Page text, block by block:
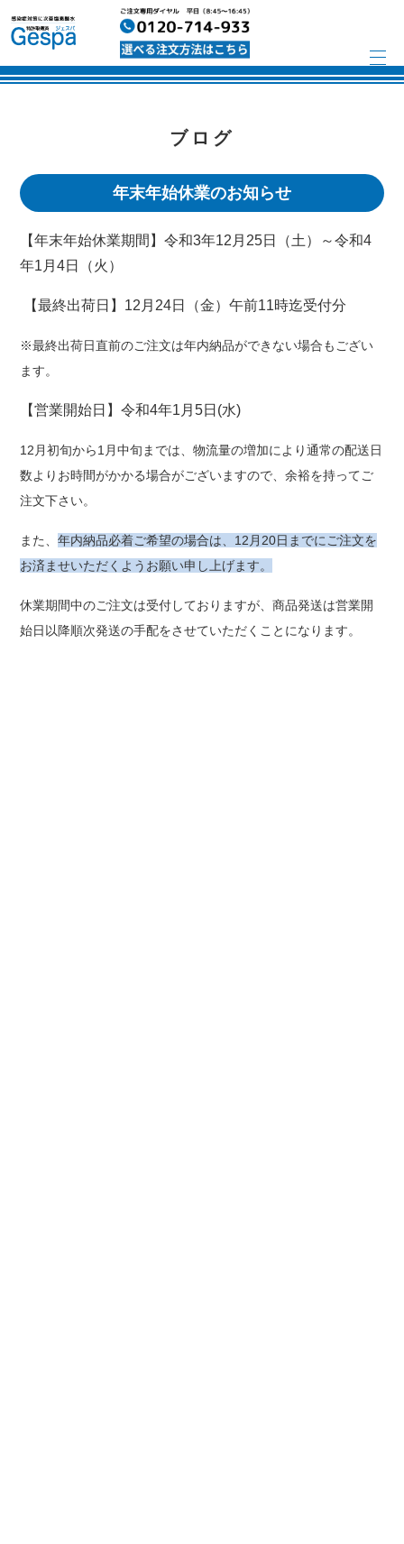
ブログ
年末年始休業のお知らせ
【年末年始休業期間】令和3年12月25日（土）～令和4
年1月4日（火）
【最終出荷日】12月24日（金）午前11時迄受付分
※最終出荷日直前のご注文は年内納品ができない場合もござい
ます。
【営業開始日】令和4年1月5日(水)
12月初旬から1月中旬までは、物流量の増加により通常の配送日
数よりお時間がかかる場合がございますので、余裕を持ってご
注文下さい。
また、年内納品必着ご希望の場合は、12月20日までにご注文を
お済ませいただくようお願い申し上げます。
休業期間中のご注文は受付しておりますが、商品発送は営業開
始日以降順次発送の手配をさせていただくことになります。